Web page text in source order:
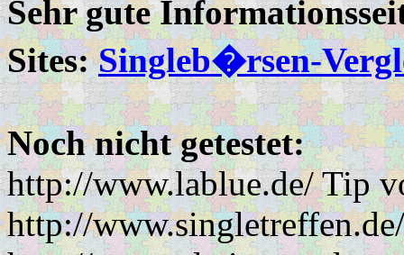
Sehr gute
Sites:Singleb�rsen-
Noch nicht getestet:
http://www.lablue.de/ Tip
http://www.singletreffen.de/